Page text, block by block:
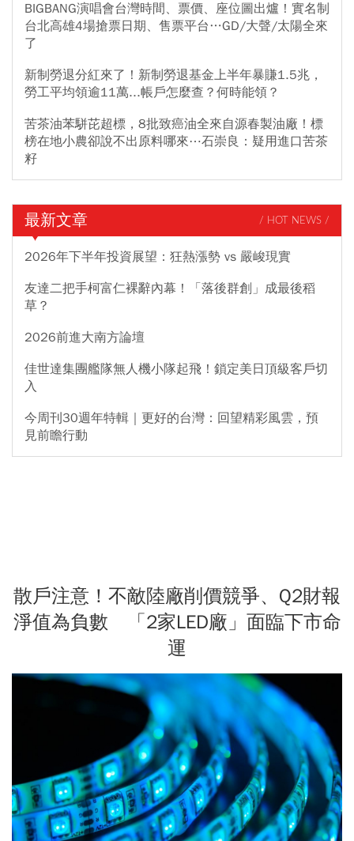
BIGBANG演唱會台灣時間、票價、座位圖出爐！實名制
台北高雄4場搶票日期、售票平台…GD/大聲/太陽全來
了
新制勞退分紅來了！新制勞退基金上半年暴賺1.5兆，
勞工平均領逾11萬...帳戶怎麼查？何時能領？
苦茶油苯駢芘超標，8批致癌油全來自源春製油廠！標
榜在地小農卻說不出原料哪來⋯石崇良：疑用進口苦茶
籽
最新文章 / HOT NEWS /
2026年下半年投資展望：狂熱漲勢 vs 嚴峻現實
友達二把手柯富仁裸辭內幕！「落後群創」成最後稻
草？
2026前進大南方論壇
佳世達集團艦隊無人機小隊起飛！鎖定美日頂級客戶切
入
今周刊30週年特輯｜更好的台灣：回望精彩風雲，預
見前瞻行動
散戶注意！不敵陸廠削價競爭、Q2財報
淨值為負數 「2家LED廠」面臨下市命
運